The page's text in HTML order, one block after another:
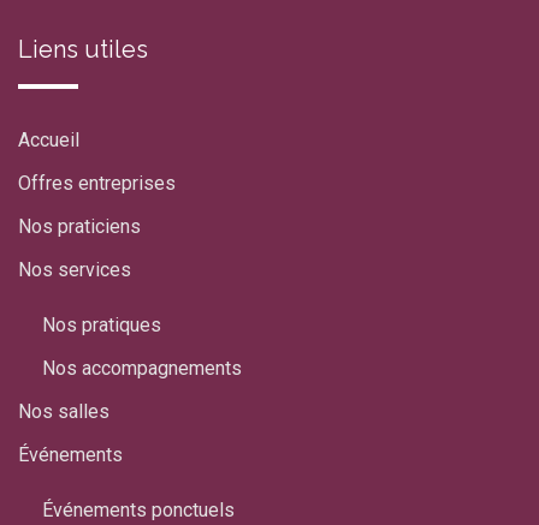
Liens utiles
Accueil
Offres entreprises
Nos praticiens
Nos services
Nos pratiques
Nos accompagnements
Nos salles
Événements
Événements ponctuels